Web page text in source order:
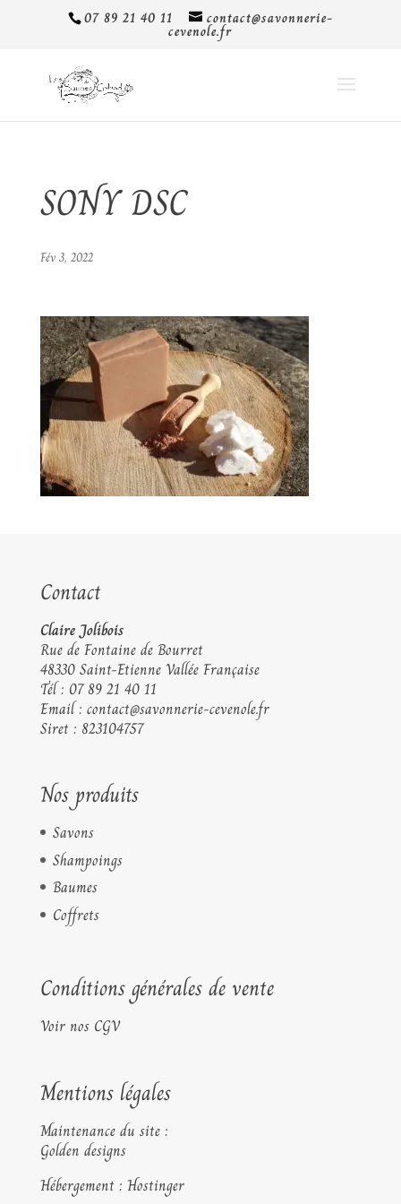
07 89 21 40 11 contact@savonnerie-
cevenole.fr
SONY DSC
Fév 3, 2022
Contact
Claire Jolibois
Rue de Fontaine de Bourret
48330 Saint-Etienne Vallée Française
Tél : 07 89 21 40 11
Email : contact@savonnerie-cevenole.fr
Siret : 823104757
Nos produits
Savons
Shampoings
Baumes
Coffrets
Conditions générales de vente
Voir nos CGV
Mentions légales
Maintenance du site :
Golden designs
Hébergement : Hostinger